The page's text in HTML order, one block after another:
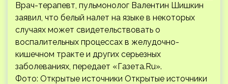
Врач-терапевт, пульмонолог Валентин Шишкин
заявил, что белый налет на языке в некоторых
случаях может свидетельствовать о
воспалительных процессах в желудочно-
кишечном тракте и других серьезных
заболеваниях, передает «Газета.Ru».
Фото: Открытые источники Открытые источники